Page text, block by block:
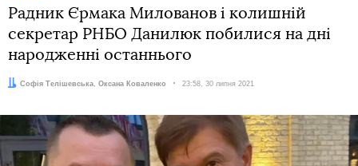
Радник Єрмака Милованов і колишній
секретар РНБО Данилюк побилися на дні
народженні останнього
Автори:
Софія Телішевська Оксана Коваленко Дата:
23:58, 30 липня 2021